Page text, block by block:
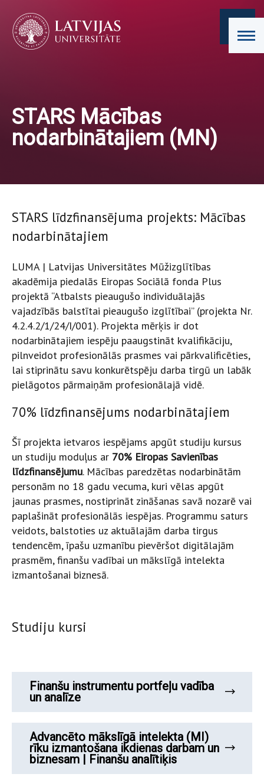
STARS Mācības
nodarbinātajiem (MN)
STARS līdzfinansējuma projekts: Mācības
nodarbinātajiem
LUMA | Latvijas Universitātes Mūžizglītības
akadēmija piedalās Eiropas Sociālā fonda Plus
projektā “Atbalsts pieaugušo individuālajās
vajadzībās balstītai pieaugušo izglītībai” (projekta Nr.
4.2.4.2/1/24/I/001). Projekta mērķis ir dot
nodarbinātajiem iespēju paaugstināt kvalifikāciju,
pilnveidot profesionālās prasmes vai pārkvalificēties,
lai stiprinātu savu konkurētspēju darba tirgū un labāk
pielāgotos pārmaiņām profesionālajā vidē.
70% līdzfinansējums nodarbinātajiem
Šī projekta ietvaros iespējams apgūt studiju kursus
un studiju moduļus ar 70% Eiropas Savienības
līdzfinansējumu. Mācības paredzētas nodarbinātām
personām no 18 gadu vecuma, kuri vēlas apgūt
jaunas prasmes, nostiprināt zināšanas savā nozarē vai
paplašināt profesionālās iespējas. Programmu saturs
veidots, balstoties uz aktuālajām darba tirgus
tendencēm, īpašu uzmanību pievēršot digitālajām
prasmēm, finanšu vadībai un mākslīgā intelekta
izmantošanai biznesā.
Studiju kursi
Finanšu instrumentu portfeļu vadība
un analīze
Advancēto mākslīgā intelekta (MI)
rīku izmantošana ikdienas darbam un
biznesam | Finanšu analītiķis